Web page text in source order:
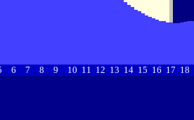
6 7 8 9 10 11 12 13 14 15 16 17 18